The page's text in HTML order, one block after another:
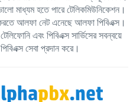
মাধ্যম হতে পারে টেলিকমিউনিকেশন।
আলফা নেট এনেছে আলফা পিবিএক্স।
এবং পিবিএক্স সার্ভিসের সবন্বয়ে
সেবা প্রদান করে।